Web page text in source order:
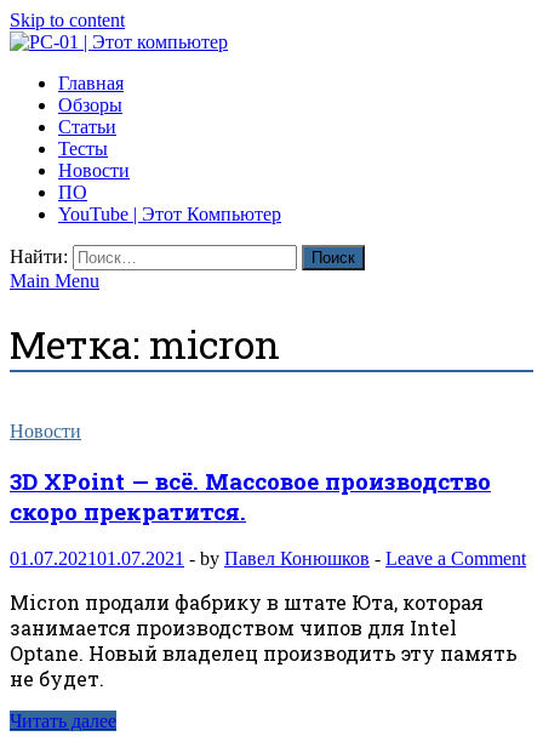
Skip to content
PC-01 | Этот компьютер
Компьютерные новости
Главная
Обзоры
Статьи
Тесты
Новости
ПО
YouTube | Этот Компьютер
Найти:
Main Menu
Метка: micron
Новости
3D XPoint — всё. Массовое производство
скоро прекратится.
01.07.202101.07.2021 - by Павел Конюшков - Leave a Comment
Micron продали фабрику в штате Юта, которая
занимается производством чипов для Intel
Optane. Новый владелец производить эту память
не будет.
Читать далее